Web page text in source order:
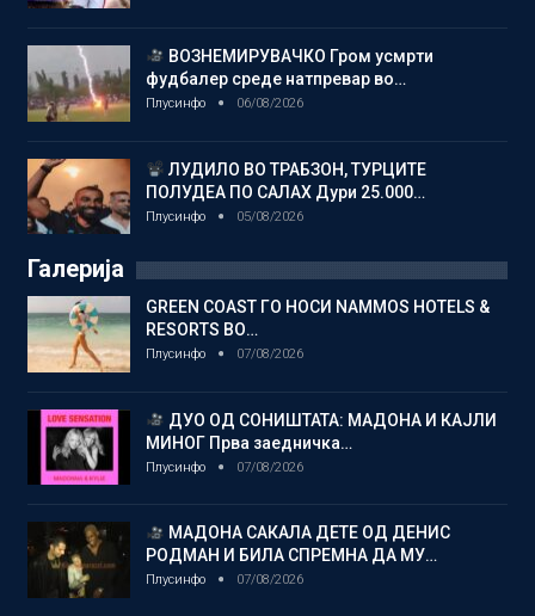
ВОЗНЕМИРУВАЧКО Гром усмрти
фудбалер среде натпревар во…
Плусинфо 06/08/2026
ЛУДИЛО ВО ТРАБЗОН, ТУРЦИТЕ
ПОЛУДЕА ПО САЛАХ Дури 25.000…
Плусинфо 05/08/2026
Галерија
GREEN COAST ГО НОСИ NAMMOS HOTELS &
RESORTS ВО…
Плусинфо 07/08/2026
ДУО ОД СОНИШТАТА: МАДОНА И КАЈЛИ
МИНОГ Прва заедничка…
Плусинфо 07/08/2026
МАДОНА САКАЛА ДЕТЕ ОД ДЕНИС
РОДМАН И БИЛА СПРЕМНА ДА МУ…
Плусинфо 07/08/2026